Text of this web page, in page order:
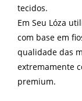
tecidos.
Em Seu Lóza
com base em
qualidade das
extremamente
premium.